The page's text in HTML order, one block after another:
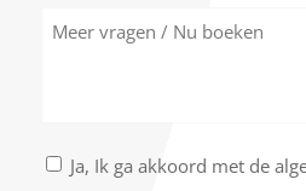
Meer
vragen
Akkoord
Ja, Ik ga akkoord met de